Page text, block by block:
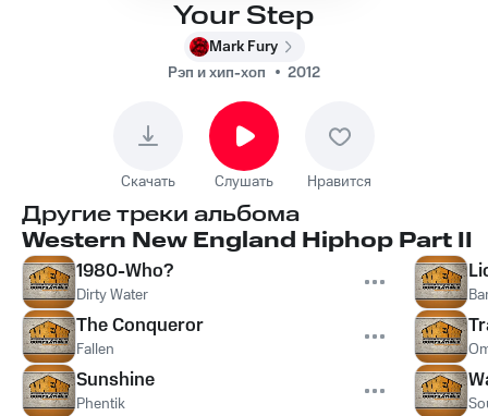
Your Step
Mark Fury
Рэп и хип-хоп
2012
Скачать Слушать Нравится
Другие треки альбома
Western New England Hiphop Part II
1980-Who?
Dirty Water
The Conqueror
Fallen
Sunshine
Phentik